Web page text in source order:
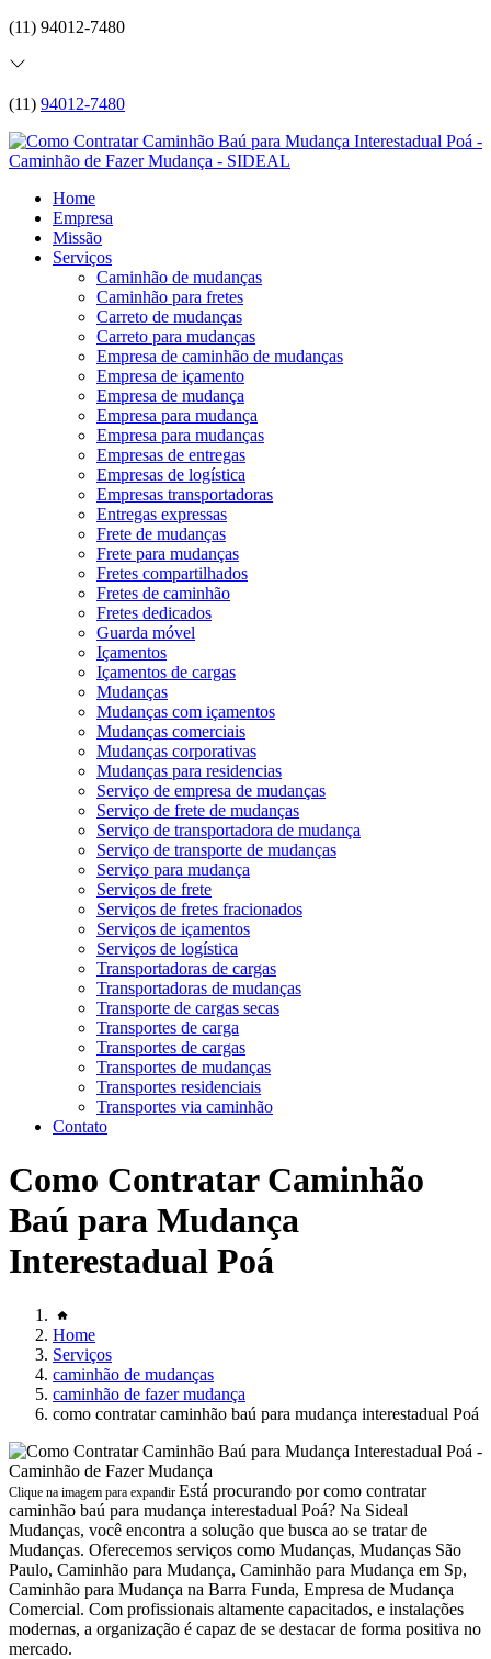
(11) 94012-7480
(11) 94012-7480
Home
Empresa
Missão
Serviços
Caminhão de mudanças
Caminhão para fretes
Carreto de mudanças
Carreto para mudanças
Empresa de caminhão de mudanças
Empresa de içamento
Empresa de mudança
Empresa para mudança
Empresa para mudanças
Empresas de entregas
Empresas de logística
Empresas transportadoras
Entregas expressas
Frete de mudanças
Frete para mudanças
Fretes compartilhados
Fretes de caminhão
Fretes dedicados
Guarda móvel
Içamentos
Içamentos de cargas
Mudanças
Mudanças com içamentos
Mudanças comerciais
Mudanças corporativas
Mudanças para residencias
Serviço de empresa de mudanças
Serviço de frete de mudanças
Serviço de transportadora de mudança
Serviço de transporte de mudanças
Serviço para mudança
Serviços de frete
Serviços de fretes fracionados
Serviços de içamentos
Serviços de logística
Transportadoras de cargas
Transportadoras de mudanças
Transporte de cargas secas
Transportes de carga
Transportes de cargas
Transportes de mudanças
Transportes residenciais
Transportes via caminhão
Contato
Como Contratar Caminhão
Baú para Mudança
Interestadual Poá
Home
Serviços
caminhão de mudanças
caminhão de fazer mudança
como contratar caminhão baú para mudança interestadual Poá
Clique na imagem para expandir Está procurando por como contratar
caminhão baú para mudança interestadual Poá? Na Sideal
Mudanças, você encontra a solução que busca ao se tratar de
Mudanças. Oferecemos serviços como Mudanças, Mudanças São
Paulo, Caminhão para Mudança, Caminhão para Mudança em Sp,
Caminhão para Mudança na Barra Funda, Empresa de Mudança
Comercial. Com profissionais altamente capacitados, e instalações
modernas, a organização é capaz de se destacar de forma positiva no
mercado.